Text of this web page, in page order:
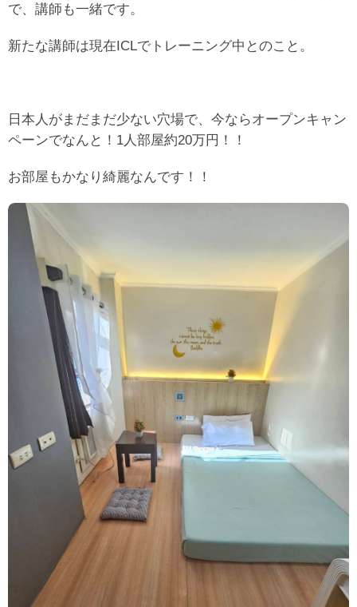
で、 講師も一緒です。
新たな講師は現在ICLでトレーニング中とのこと。
日本人がまだまだ少ない穴場で、今ならオープンキャン
ペーンでなんと！1人部屋約20万円！！
お部屋もかなり綺麗なんです！！